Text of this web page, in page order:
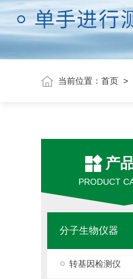
当前位置：首页 >
产
PRODUCT
分子生物仪器
转基因检测仪